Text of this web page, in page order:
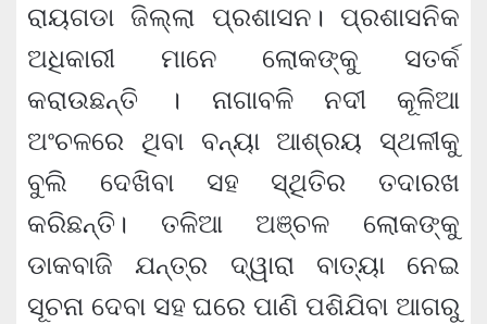
ରାୟଗଡା ଜିଲ୍ଲା ପ୍ରଶାସନ। ପ୍ରଶାସନିକ
ଅଧିକାରୀ ମାନେ ଲୋକଙ୍କୁ ସତର୍କ
କରାଉଛନ୍ତି । ନାଗାବଳି ନଦୀ କୂଳିଆ
ଅଂଚଳରେ ଥିବା ବନ୍ୟା ଆଶ୍ରୟ ସ୍ଥଳୀକୁ
ବୁଲି ଦେଖିବା ସହ ସ୍ଥିତିର ତଦାରଖ
କରିଛନ୍ତି। ତଳିଆ ଅଞ୍ଚଳ ଲୋକଙ୍କୁ
ଡାକବାଜି ଯନ୍ତ୍ର ଦ୍ୱାରା ବାତ୍ୟା ନେଇ
ସୂଚନା ଦେବା ସହ ଘରେ ପାଣି ପଶିଯିବା ଆଗରୁ